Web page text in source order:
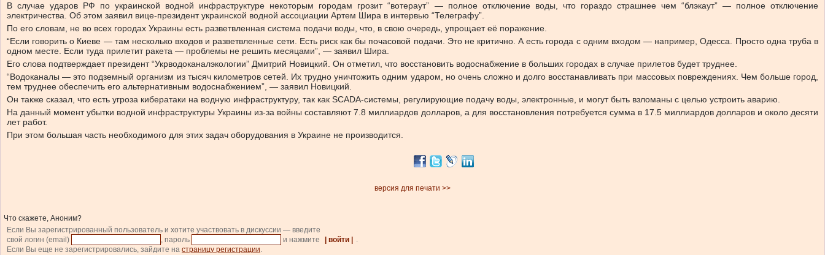
В случае ударов РФ по украинской водной инфраструктуре некоторым городам грозит “вотераут” — полное отключение воды, что гораздо страшнее чем “блэкаут” — полное отключение
электричества. Об этом заявил вице-президент украинской водной ассоциации Артем Шира в интервью “Телеграфу”.
По его словам, не во всех городах Украины есть разветвленная система подачи воды, что, в свою очередь, упрощает её поражение.
“Если говорить о Киеве — там несколько входов и разветвленные сети. Есть риск как бы почасовой подачи. Это не критично. А есть города с одним входом — например, Одесса. Просто одна труба в
одном месте. Если туда прилетит ракета — проблемы не решить месяцами”, — заявил Шира.
Его слова подтверждает президент “Укрводоканалэкологии” Дмитрий Новицкий. Он отметил, что восстановить водоснабжение в больших городах в случае прилетов будет труднее.
“Водоканалы — это подземный организм из тысяч километров сетей. Их трудно уничтожить одним ударом, но очень сложно и долго восстанавливать при массовых повреждениях. Чем больше город,
тем труднее обеспечить его альтернативным водоснабжением”, — заявил Новицкий.
Он также сказал, что есть угроза кибератаки на водную инфраструктуру, так как SCADA-системы, регулирующие подачу воды, электронные, и могут быть взломаны с целью устроить аварию.
На данный момент убытки водной инфраструктуры Украины из-за войны составляют 7.8 миллиардов долларов, а для восстановления потребуется сумма в 17.5 миллиардов долларов и около десяти
лет работ.
При этом большая часть необходимого для этих задач оборудования в Украине не производится.
версия для печати >>
Что скажете, Аноним?
Если Вы зарегистрированный пользователь и хотите участвовать в дискуссии — введите
свой логин (email)
, пароль и нажмите | войти |
.
Если Вы еще не зарегистрировались, зайдите на страницу регистрации.